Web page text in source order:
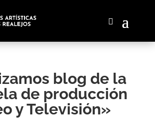
blog de la
de producción
y Televisión»